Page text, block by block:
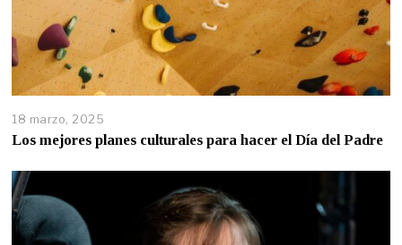
18 marzo, 2025
Los mejores planes culturales para hacer el Día del Padre